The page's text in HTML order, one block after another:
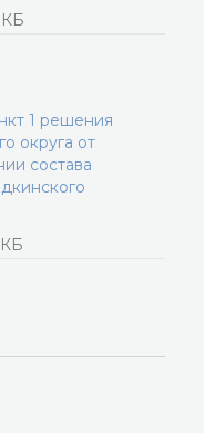
КБ
1 решения
округа от
состава
КБ